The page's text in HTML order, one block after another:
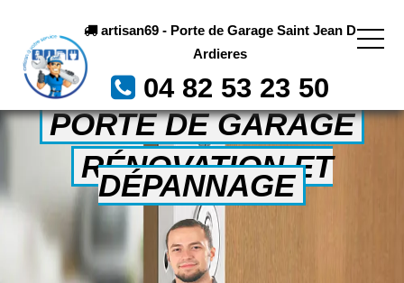
artisan69 - Porte de Garage Saint Jean D
Ardieres
04 82 53 23 50
PORTE DE GARAGE
RÉNOVATION ET
DÉPANNAGE